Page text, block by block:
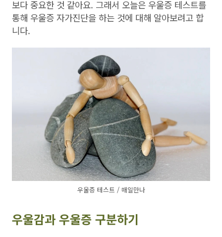
보다 중요한 것 같아요. 그래서 오늘은 우울증 테스트를
통해 우울증 자가진단을 하는 것에 대해 알아보려고 합
니다.
우울증 테스트 / 매일만나
우울감과 우울증 구분하기